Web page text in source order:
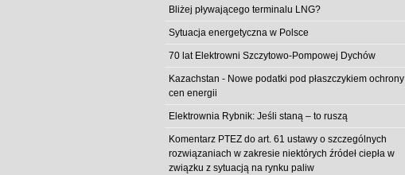
Bliżej pływającego terminalu LNG?
Sytuacja energetyczna w Polsce
70 lat Elektrowni Szczytowo-Pompowej Dychów
Kazachstan - Nowe podatki pod płaszczykiem ochrony
cen energii
Elektrownia Rybnik: Jeśli staną – to ruszą
Komentarz PTEZ do art. 61 ustawy o szczególnych
rozwiązaniach w zakresie niektórych źródeł ciepła w
związku z sytuacją na rynku paliw